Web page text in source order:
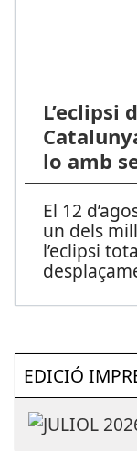
L’eclipsi
lo amb
El 12
un dels
l’eclipsi
EDICIÓ